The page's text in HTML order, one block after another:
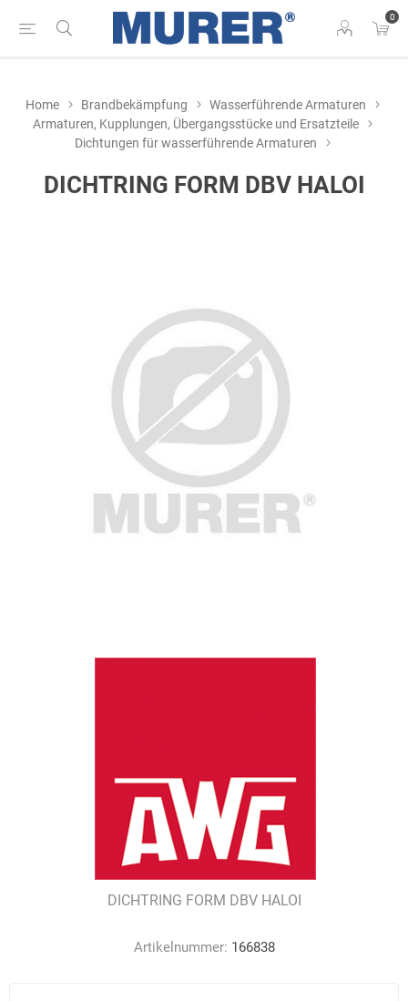
0
Home Brandbekämpfung
Wasserführende Armaturen
Armaturen, Kupplungen, Übergangsstücke und Ersatzteile
Dichtungen für wasserführende Armaturen
DICHTRING FORM DBV HALOI
DICHTRING FORM DBV HALOI
Artikelnummer: 166838